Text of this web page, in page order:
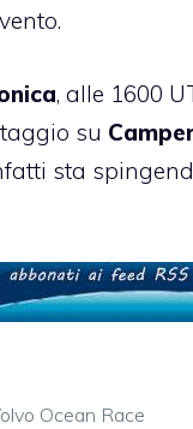
, alle 1600
su
sta
Ocean Race